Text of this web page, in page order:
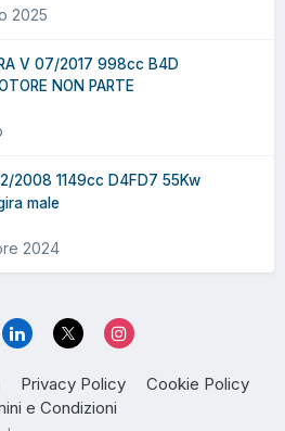
2025
V 07/2017 998cc B4D
NON PARTE
2008 1149cc D4FD7 55Kw
male
2024
Privacy Policy
Cookie Policy
e Condizioni